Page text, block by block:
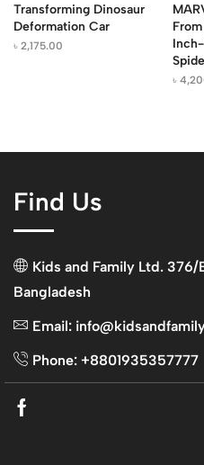
Transforming Dinosaur
Deformation Car
৳ 2,175.00
৳
Find Us
Kids and Family Ltd. 376/
Bangladesh
Email:
Phone: +8801935357777